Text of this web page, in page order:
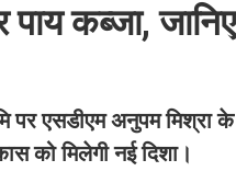
पाय कब्जा,
पर एसडीएम अनुपम
को मिलेगी नई दिशा।